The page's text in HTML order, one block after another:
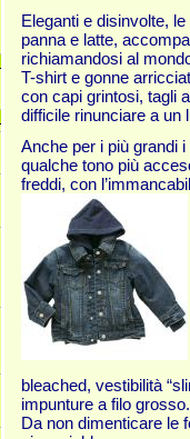
Eleganti e disinvolte,
panna e latte,
richiamandosi al
T-shirt e gonne
con capi grintosi, tagli
difficile rinunciare a un
Anche per i più grandi
qualche tono più
freddi, con
bleached, vestibilità
impunture a filo grosso.
Da non dimenticare le